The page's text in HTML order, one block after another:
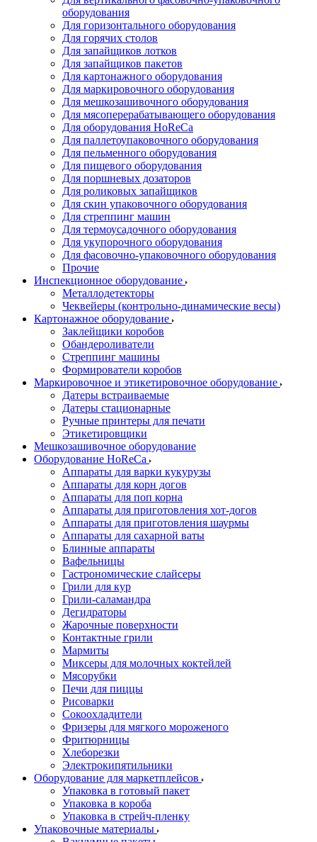
оборудования
Для горизонтального оборудования
Для горячих столов
Для запайщиков лотков
Для запайщиков пакетов
Для картонажного оборудования
Для маркировочного оборудования
Для мешкозашивочного оборудования
Для мясоперерабатывающего оборудования
Для оборудования HoReCa
Для паллетоупаковочного оборудования
Для пельменного оборудования
Для пищевого оборудования
Для поршневых дозаторов
Для роликовых запайщиков
Для скин упаковочного оборудования
Для стреппинг машин
Для термоусадочного оборудования
Для укупорочного оборудования
Для фасовочно-упаковочного оборудования
Прочие
Инспекционное оборудование
Металлодетекторы
Чеквейеры (контрольно-динамические весы)
Картонажное оборудование
Заклейщики коробов
Обандероливатели
Стреппинг машины
Формирователи коробов
Маркировочное и этикетировочное оборудование
Датеры встраиваемые
Датеры стационарные
Ручные принтеры для печати
Этикетировщики
Мешкозашивочное оборудование
Оборудование HoReCa
Аппараты для варки кукурузы
Аппараты для корн догов
Аппараты для поп корна
Аппараты для приготовления хот-догов
Аппараты для приготовления шаурмы
Аппараты для сахарной ваты
Блинные аппараты
Вафельницы
Гастрономические слайсеры
Грили для кур
Грили-саламандра
Дегидраторы
Жарочные поверхности
Контактные грили
Мармиты
Миксеры для молочных коктейлей
Мясорубки
Печи для пиццы
Рисоварки
Сокоохладители
Фризеры для мягкого мороженого
Фритюрницы
Хлеборезки
Электрокипятильники
Оборудование для маркетплейсов
Упаковка в готовый пакет
Упаковка в короба
Упаковка в стрейч-пленку
Упаковочные материалы